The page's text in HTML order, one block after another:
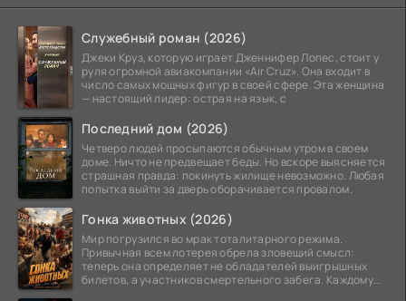
Служебный роман (2026)
Джеки Круз, которую играет Дженнифер Лопес, стоит у
руля огромной авиакомпании «Air Cruz». Она входит в
число самых мощных фигур в своей сфере. Эта женщина
— настоящий лидер: острая на язык, с
Последний дом (2026)
Четверо людей просыпаются обычным утром в своем
доме. Ничто не предвещает беды. Но вскоре выясняется
страшная правда: покинуть жилище невозможно. Любая
попытка выйти за дверь оборачивается провалом.
Гонка животных (2026)
Мир погрузился во мрак тоталитарного режима.
Привычная всем лотерея обрела зловещий смысл:
теперь она определяет не обладателей выигрышных
билетов, а участников смертельного забега. Каждому